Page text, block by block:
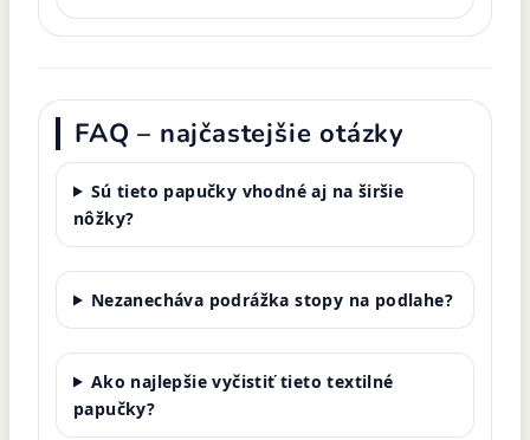
FAQ – najčastejšie otázky
Sú tieto papučky vhodné aj na širšie
nôžky?
Nezanecháva podrážka stopy na podlahe?
Ako najlepšie vyčistiť tieto textilné
papučky?